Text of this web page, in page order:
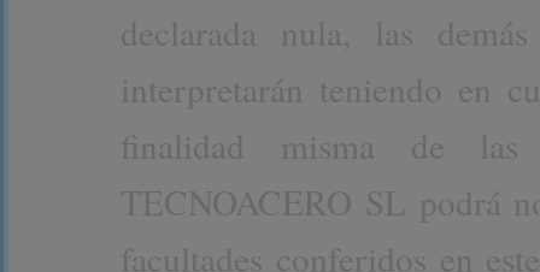
declarada nula, las
interpretarán teniendo en
finalidad misma de las
TECNOACERO SL podrá
facultades conferidos en